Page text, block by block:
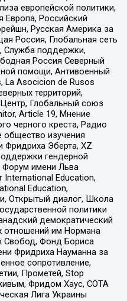
европейской политики,
Европа, Российский
Русская Америка за
Россия, Глобальная сеть
Служба поддержки,
Россия Северный
помощи, Антивоенный
La Asocicion de Rusos
территорий,
Глобальный союз
Article 19, Мнение
черного креста, Радио
общество изучения
Фридриха Эберта, XZ
гендерной
Форум имени Льва
International Education,
Education,
Открытый диалог, Школа
политики
демократический
им Нормана
Свобод, Фонд Бориса
Фридриха Науманна за
сопротивление,
Прометей, Stop
Фридом Хаус, СОТА
Лига Украины